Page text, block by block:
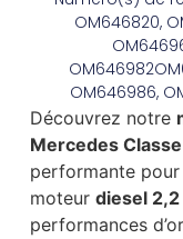
OM646820,
OM646986,
Découvrez notre
Mercedes Classe
performante
moteur diesel 2,2
performances